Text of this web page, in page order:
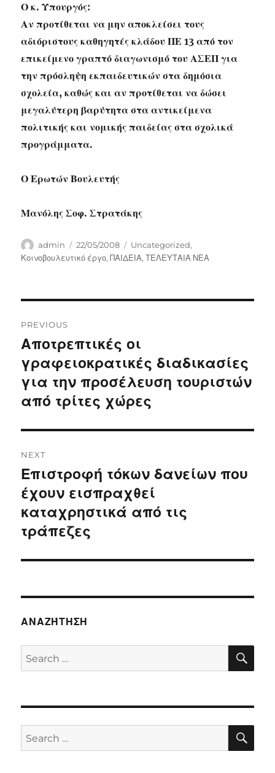
Ο κ. Υπουργός:
Αν προτίθεται να μην αποκλείσει τους
αδιόριστους καθηγητές κλάδου ΠΕ 13 από τον
επικείμενο γραπτό διαγωνισμό του ΑΣΕΠ για
την πρόσληψη εκπαιδευτικών στα δημόσια
σχολεία, καθώς και αν προτίθεται να δώσει
μεγαλύτερη βαρύτητα στα αντικείμενα
πολιτικής και νομικής παιδείας στα σχολικά
προγράμματα.
Ο Ερωτών Βουλευτής
Μανόλης Σοφ. Στρατάκης
Author
admin
Posted
on
22/05/2008 Categories
Uncategorized,
Κοινοβουλευτικό έργο,ΠΑΙΔΕΙΑ,ΤΕΛΕΥΤΑΙΑ ΝΕΑ
navigation
PREVIOUS
Previous
post:
Αποτρεπτικές οι
γραφειοκρατικές διαδικασίες
για την προσέλευση τουριστών
από τρίτες χώρες
NEXT
Next
post:
Επιστροφή τόκων δανείων που
έχουν εισπραχθεί
καταχρηστικά από τις
τράπεζες
ΑΝΑΖΉΤΗΣΗ
Search
for:
Search
for: